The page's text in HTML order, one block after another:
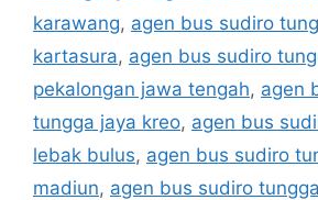
karawang, agen bus sudiro
kartasura, agen bus sudiro
pekalongan jawa tengah, agen
tungga jaya kreo, agen bus
lebak bulus, agen bus sudiro
madiun, agen bus sudiro